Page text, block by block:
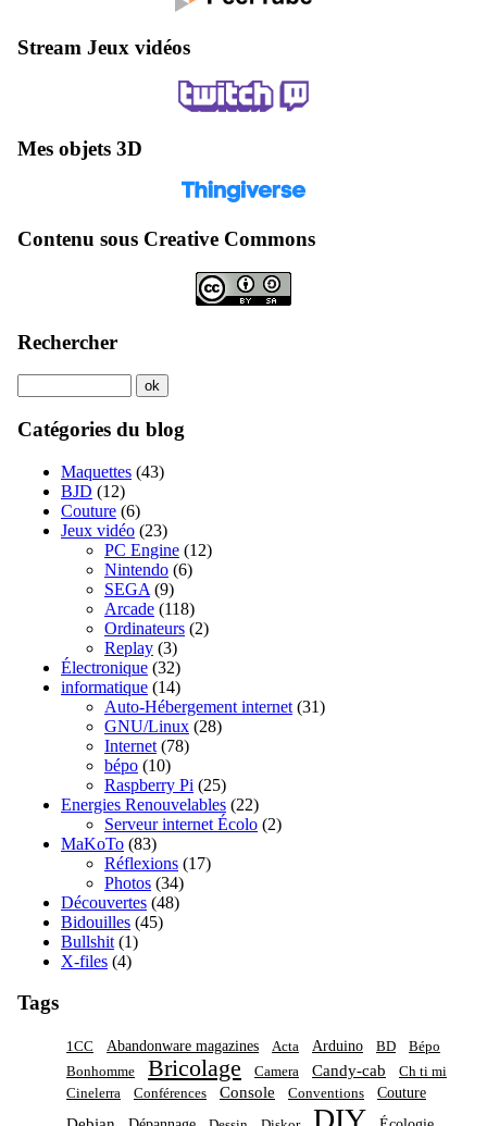
Stream Jeux vidéos
Mes objets 3D
Contenu sous Creative Commons
Rechercher
Catégories du blog
Maquettes (43)
BJD (12)
Couture (6)
Jeux vidéo (23)
PC Engine (12)
Nintendo (6)
SEGA (9)
Arcade (118)
Ordinateurs (2)
Replay (3)
Électronique (32)
informatique (14)
Auto-Hébergement internet (31)
GNU/Linux (28)
Internet (78)
bépo (10)
Raspberry Pi (25)
Energies Renouvelables (22)
Serveur internet Écolo (2)
MaKoTo (83)
Réflexions (17)
Photos (34)
Découvertes (48)
Bidouilles (45)
Bullshit (1)
X-files (4)
Tags
1CC Abandonware magazines Acta Arduino BD
Bépo
Bonhomme
Bricolage Camera Candy-cab
Ch ti mi
Cinelerra
Conférences Console Conventions Couture
DIY